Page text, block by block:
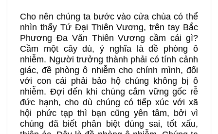
Cho nên chúng ta bước vào cửa chùa có thể
nhìn thấy Tứ Đại Thiên Vương, trên tay Bắc
Phương Đa Văn Thiên Vương cầm cái gì?
Cầm một cây dù, ý nghĩa là đề phòng ô
nhiễm. Người trưởng thành phải có tính cảnh
giác, đề phòng ô nhiễm cho chính mình, đối
với con cái phải bảo hộ chúng không bị ô
nhiễm. Đợi đến khi chúng cắm vững gốc rễ
đức hạnh, cho dù chúng có tiếp xúc với xã
hội phức tạp thì bạn cũng yên tâm, bởi vì
chúng đã biết phân biệt đúng sai, tốt xấu,